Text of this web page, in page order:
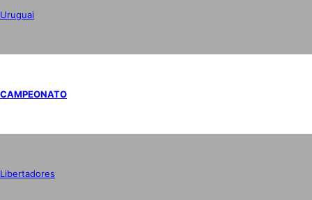
Uruguai
CAMPEONATO
Libertadores